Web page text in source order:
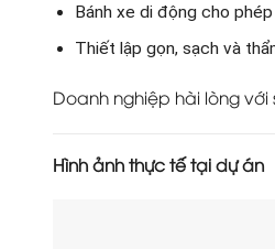
Bánh xe di động cho
Thiết lập gọn, sạch và
Doanh nghiệp hài lòng
Hình ảnh thực tế tại dự án